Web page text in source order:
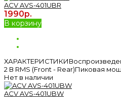
ACV AVS-401UBR
1990р.
В корзину
2 В RMS (Front - Rear)Пиковая
Нет в наличии
ACV AVS-401UBW